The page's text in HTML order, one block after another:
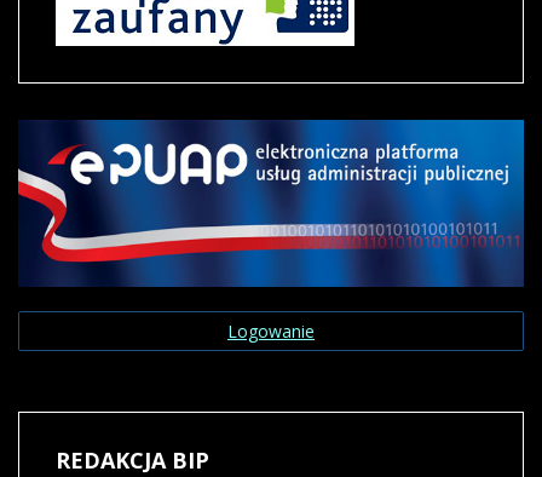
Logowanie
REDAKCJABIP